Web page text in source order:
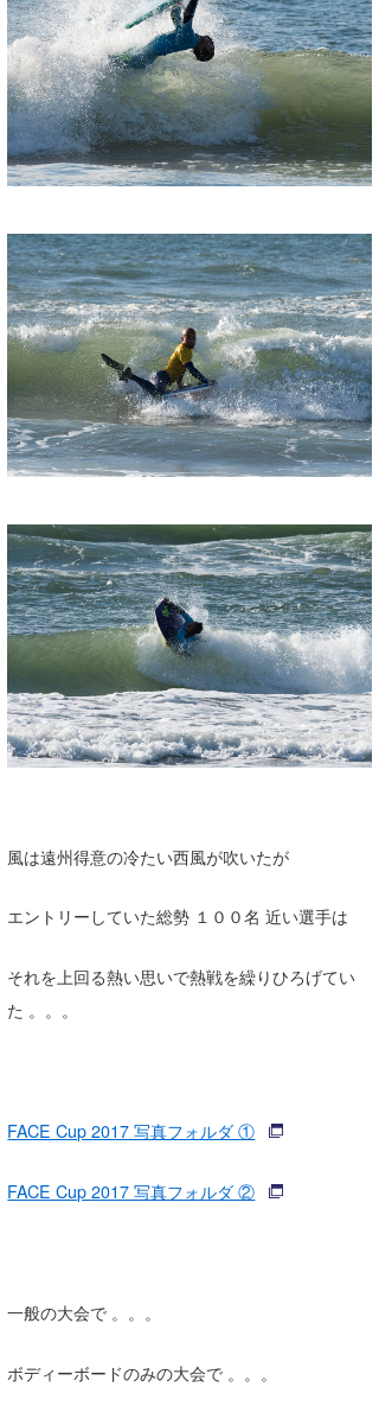
風は遠州得意の冷たい西風が吹いたが
エントリーしていた総勢 １００名 近い選手は
それを上回る熱い思いで熱戦を繰りひろげてい
た 。。。
FACE Cup 2017 写真フォルダ ①
FACE Cup 2017 写真フォルダ ②
一般の大会で 。。。
ボディーボードのみの大会で 。。。